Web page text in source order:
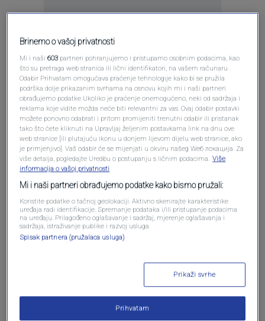
Oglas
Oglas
NAJČITANIJE
Brinemo o vašoj privatnosti
Mi i naši603 partneri pohranjujemo i pristupamo osobnim podacima, kao
što su pretraga web stranica ili lični identifikatori, na vašem računaru .
Odabir Prihvatam omogućava praćenje tehnologije kako bi se pružila
podrška dolje prikazanim svrhama na osnovu kojih mi i naši partneri
obrađujemo podatke Ukoliko je praćenje onemogućeno, neki od sadržaja i
reklama koje vidite možda neće biti relevantni za vas. Ovaj odabir postavki
možete ponovno odabrati i pritom promijeniti trenutni odabir ili pristanak
tako što ćete kliknuti na Upravljaj željenim postavkama link na dnu ove
web stranice [ili plutajuću ikonu u donjem lijevom dijelu web stranice, ako
je primjenjivo]. Vaš odabir će se mijenjati u okviru našeg Wеб локација. Za
više detalja, pogledajte Uredbu o postupanju s ličnim podacima. Više
informacija o vašoj privatnosti
Mi i naši partneri obrađujemo podatke kako bismo pružali:
Koristite podatke o tačnoj geolokaciji. Aktivno skenirajte karakteristike
uređaja radi identifikacije. Spremanje podataka i/ili pristupanje podacima
na uređaju. Prilagođeno oglašavanje i sadržaj, mjerenje oglašavanja i
sadržaja, istraživanje publike i razvoj usluga.
Spisak partnera (pružalaca usluga)
Prikaži svrhe
Prihvatam